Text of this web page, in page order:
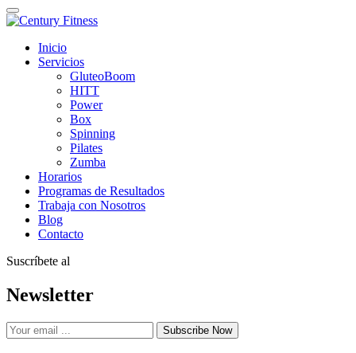
Inicio
Servicios
GluteoBoom
HITT
Power
Box
Spinning
Pilates
Zumba
Horarios
Programas de Resultados
Trabaja con Nosotros
Blog
Contacto
Suscríbete al
Newsletter
Subscribe Now